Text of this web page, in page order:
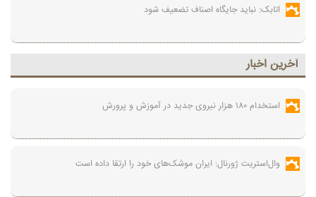
اتابک: نباید جایگاه اصناف تضعیف شود
آخرين اخبار
استخدام ۱۸۰ هزار نیروی جدید در آموزش‌ و پرورش
وال‌استریت ژورنال: ایران موشک‌های خود را ارتقا داده است